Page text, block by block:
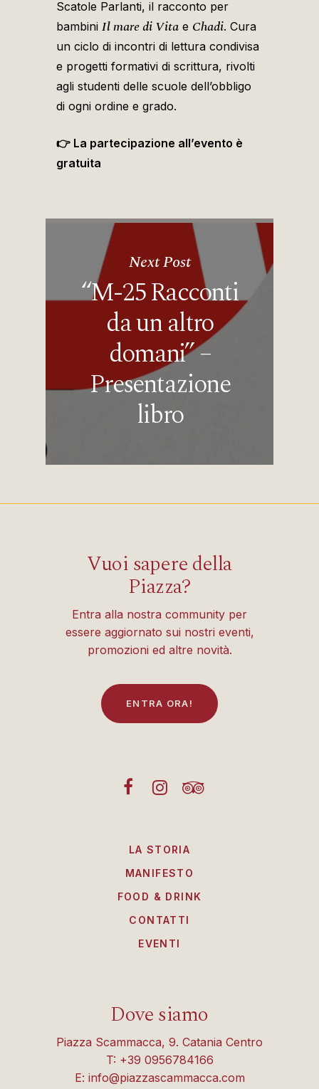
Scatole Parlanti, il racconto per
bambini Il mare di Vita e Chadi. Cura
un ciclo di incontri di lettura condivisa
e progetti formativi di scrittura, rivolti
agli studenti delle scuole dell’obbligo
di ogni ordine e grado.
👉 La partecipazione all’evento è
gratuita
Next Post
“M-25 Racconti
da un altro
domani” –
Presentazione
libro
Vuoi sapere della
Piazza?
Entra alla nostra community per
essere aggiornato sui nostri eventi,
promozioni ed altre novità.
EN TRA ORA!
LA STORIA
MANIFESTO
FOOD & DRINK
CONTATTI
EVENTI
Dove siamo
Piazza Scammacca, 9. Catania Centro
T: +39 0956784166
E: info@piazzascammacca.com